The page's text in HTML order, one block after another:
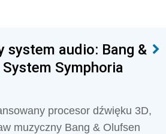
system audio: Bang &
Symphoria
procesor dźwięku 3D,
muzyczny Bang & Olufsen